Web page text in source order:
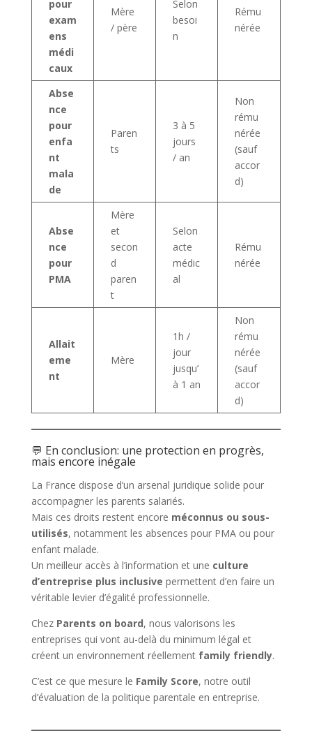
pour
exam
ens
médi
caux
Mère
/ père
Selon
besoi
n
Rému
nérée
Abse
nce
pour
enfa
nt
mala
de
Paren
ts
3 à 5
jours
/ an
Non
rému
nérée
(sauf
accor
d)
Abse
nce
pour
PMA
Mère
et
secon
d
paren
t
Selon
acte
médic
al
Rému
nérée
Allait
eme
nt
Mère
1h /
jour
jusqu’
à 1 an
Non
rému
nérée
(sauf
accor
d)
💬 En conclusion: une protection en progrès,
mais encore inégale
La France dispose d’un arsenal juridique solide pour
accompagner les parents salariés.
Mais ces droits restent encore méconnus ou sous-
utilisés, notamment les absences pour PMA ou pour
enfant malade.
Un meilleur accès à l’information et une culture
d’entreprise plus inclusive permettent d’en faire un
véritable levier d’égalité professionnelle.
Chez Parents on board, nous valorisons les
entreprises qui vont au-delà du minimum légal et
créent un environnement réellement family friendly.
C’est ce que mesure le Family Score, notre outil
d’évaluation de la politique parentale en entreprise.